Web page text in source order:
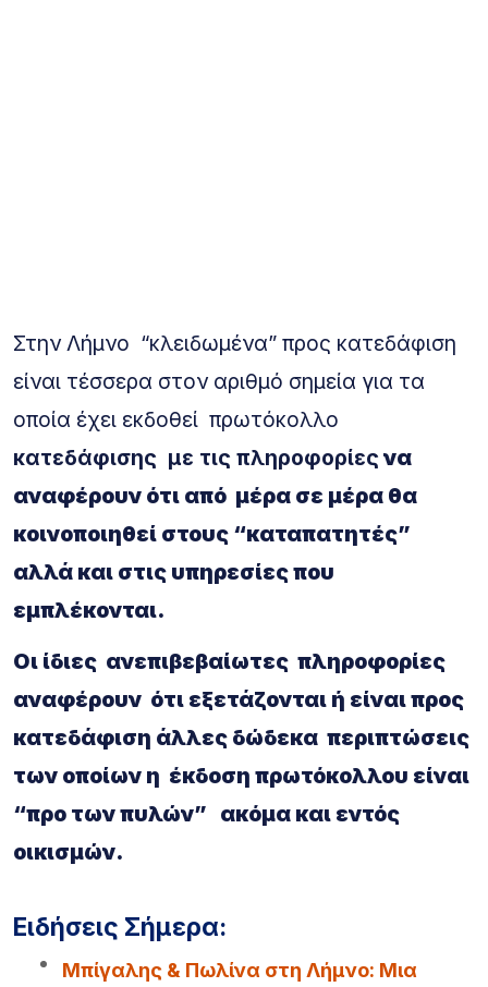
Στην Λήμνο “κλειδωμένα” προς κατεδάφιση
είναι τέσσερα στον αριθμό σημεία για τα
οποία έχει εκδοθεί πρωτόκολλο
κατεδάφισης με τις πληροφορίες να
αναφέρουν ότι από μέρα σε μέρα θα
κοινοποιηθεί στους “καταπατητές”
αλλά και στις υπηρεσίες που
εμπλέκονται.
Οι ίδιες ανεπιβεβαίωτες πληροφορίες
αναφέρουν ότι εξετάζονται ή είναι προς
κατεδάφιση άλλες δώδεκα περιπτώσεις
των οποίων η έκδοση πρωτόκολλου είναι
“προ των πυλών” ακόμα και εντός
οικισμών.
Ειδήσεις Σήμερα:
Μπίγαλης & Πωλίνα στη Λήμνο: Μια